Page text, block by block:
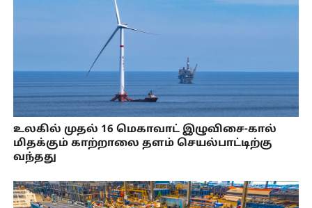
உலகில் முதல் 16 மெகாவாட் இழுவிசை-கால்
மிதக்கும் காற்றாலை தளம் செயல்பாட்டிற்கு
வந்தது